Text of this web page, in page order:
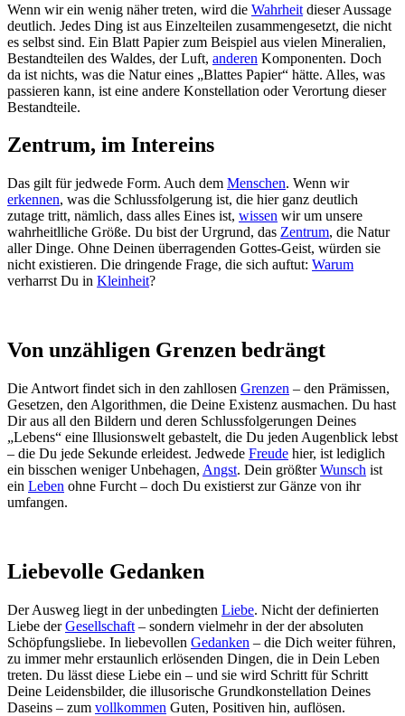
Wenn wir ein wenig näher treten, wird die Wahrheit dieser Aussage
deutlich. Jedes Ding ist aus Einzelteilen zusammengesetzt, die nicht
es selbst sind. Ein Blatt Papier zum Beispiel aus vielen Mineralien,
Bestandteilen des Waldes, der Luft, anderen Komponenten. Doch
da ist nichts, was die Natur eines „Blattes Papier“ hätte. Alles, was
passieren kann, ist eine andere Konstellation oder Verortung dieser
Bestandteile.
Zentrum, im Intereins
Das gilt für jedwede Form. Auch dem Menschen. Wenn wir
erkennen, was die Schlussfolgerung ist, die hier ganz deutlich
zutage tritt, nämlich, dass alles Eines ist, wissen wir um unsere
wahrheitlliche Größe. Du bist der Urgrund, das Zentrum, die Natur
aller Dinge. Ohne Deinen überragenden Gottes-Geist, würden sie
nicht existieren. Die dringende Frage, die sich auftut: Warum
verharrst Du in Kleinheit?
Von unzähligen Grenzen bedrängt
Die Antwort findet sich in den zahllosen Grenzen – den Prämissen,
Gesetzen, den Algorithmen, die Deine Existenz ausmachen. Du hast
Dir aus all den Bildern und deren Schlussfolgerungen Deines
„Lebens“ eine Illusionswelt gebastelt, die Du jeden Augenblick lebst
– die Du jede Sekunde erleidest. Jedwede Freude hier, ist lediglich
ein bisschen weniger Unbehagen, Angst. Dein größterWunsch ist
ein Leben ohne Furcht – doch Du existierst zur Gänze von ihr
umfangen.
Liebevolle Gedanken
Der Ausweg liegt in der unbedingten Liebe. Nicht der definierten
Liebe derGesellschaft – sondern vielmehr in der der absoluten
Schöpfungsliebe. In liebevollen Gedanken – die Dich weiter führen,
zu immer mehr erstaunlich erlösenden Dingen, die in Dein Leben
treten. Du lässt diese Liebe ein – und sie wird Schritt für Schritt
Deine Leidensbilder, die illusorische Grundkonstellation Deines
Daseins – zum vollkommen Guten, Positiven hin, auflösen.